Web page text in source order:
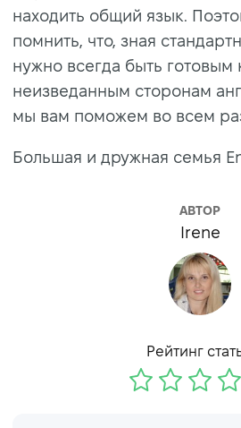
находить общий язык.
помнить, что, зная
нужно всегда быть готовым
неизведанным сторонам
мы вам поможем во всем
Большая и дружная семья
АВТОР
Irene
Рейтинг